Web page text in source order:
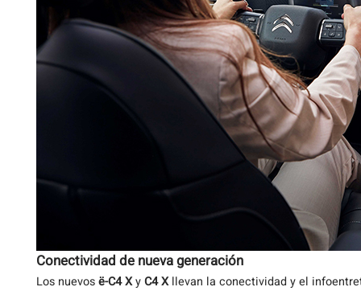
Conectividad de nueva generación
Los nuevosë-C4 XyC4 Xllevan la conectividad y el